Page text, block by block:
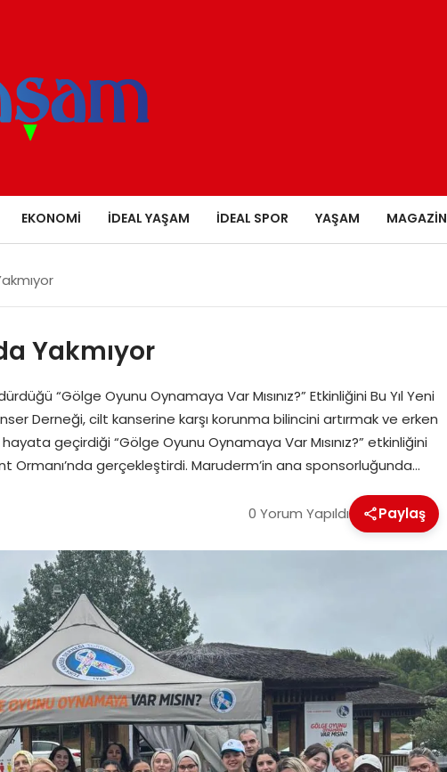
EKONOMI İDEAL YAŞAM İDEAL SPOR YAŞAM MAGAZIN
Yakmıyor
“Gölge Oyunu Oynamaya Var Mısınız?” Etkinliğini Bu Yıl Yeni
Derneği, cilt kanserine karşı korunma bilincini artırmak ve erken
geçirdiği “Gölge Oyunu Oynamaya Var Mısınız?” etkinliğini
Ormanı’nda gerçekleştirdi. Maruderm’in ana sponsorluğunda…
0 Yorum Yapıldı Paylaş